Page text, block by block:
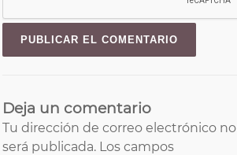
Deja un comentario
Tu dirección de correo electrónico no
será publicada. Los campos